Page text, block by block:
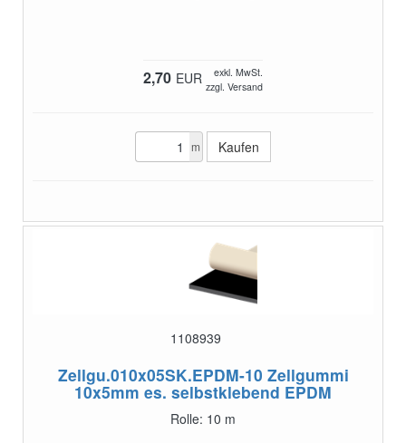
2,70 EUR
exkl. MwSt.
zzgl. Versand
m
1108939
Zellgu.010x05SK.EPDM-10 Zellgummi
10x5mm es. selbstklebend EPDM
Rolle: 10 m